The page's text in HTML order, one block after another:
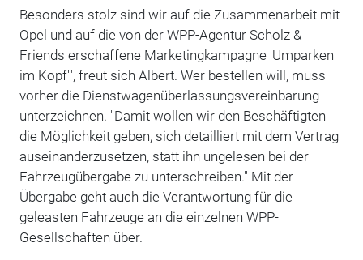
Besonders stolz sind wir auf die Zusammenarbeit mit
Opel und auf die von der WPP-Agentur Scholz &
Friends erschaffene Marketingkampagne 'Umparken
im Kopf'", freut sich Albert. Wer bestellen will, muss
vorher die Dienstwagenüberlassungsvereinbarung
unterzeichnen. "Damit wollen wir den Beschäftigten
die Möglichkeit geben, sich detailliert mit dem Vertrag
auseinanderzusetzen, statt ihn ungelesen bei der
Fahrzeugübergabe zu unterschreiben." Mit der
Übergabe geht auch die Verantwortung für die
geleasten Fahrzeuge an die einzelnen WPP-
Gesellschaften über.